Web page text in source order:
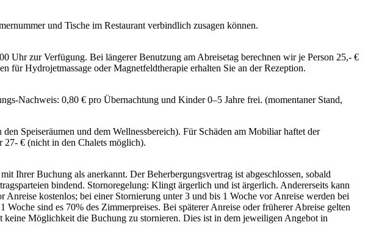
und Tische im Restaurant verbindlich zusagen können.
Uhr zur Verfügung. Bei längerer Benutzung am Abreisetag berechnen wir je Person 25,- €
Hydrojetmassage oder Magnetfeldtherapie erhalten Sie an der Rezeption.
Nachweis: 0,80 € pro Übernachtung und Kinder 0–5 Jahre frei. (momentaner Stand,
Speiseräumen und dem Wellnessbereich). Für Schäden am Mobiliar haftet der
27- € (nicht in den Chalets möglich).
Ihrer Buchung als anerkannt. Der Beherbergungsvertrag ist abgeschlossen, sobald
bindend. Stornoregelung: Klingt ärgerlich und ist ärgerlich. Andererseits kann
kostenlos; bei einer Stornierung unter 3 und bis 1 Woche vor Anreise werden bei
sind es 70% des Zimmerpreises. Bei späterer Anreise oder früherer Abreise gelten
Möglichkeit die Buchung zu stornieren. Dies ist in dem jeweiligen Angebot in